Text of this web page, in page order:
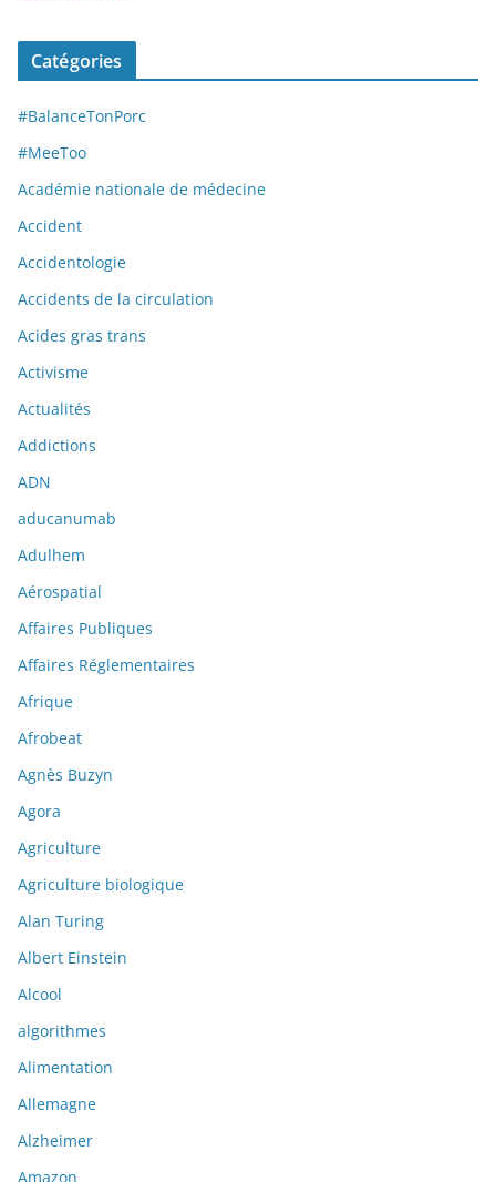
Catégories
#BalanceTonPorc
#MeeToo
Académie nationale de médecine
Accident
Accidentologie
Accidents de la circulation
Acides gras trans
Activisme
Actualités
Addictions
ADN
aducanumab
Adulhem
Aérospatial
Affaires Publiques
Affaires Réglementaires
Afrique
Afrobeat
Agnès Buzyn
Agora
Agriculture
Agriculture biologique
Alan Turing
Albert Einstein
Alcool
algorithmes
Alimentation
Allemagne
Alzheimer
Amazon